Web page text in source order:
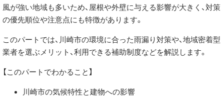
風が強い地域も多いため、屋根や外壁に与える影響が大きく、対策
の優先順位や注意点にも特徴があります。
このパートでは、川崎市の環境に合った雨漏り対策や、地域密着型
業者を選ぶメリット、利用できる補助制度などを解説します。
【このパートでわかること】
川崎市の気候特性と建物への影響